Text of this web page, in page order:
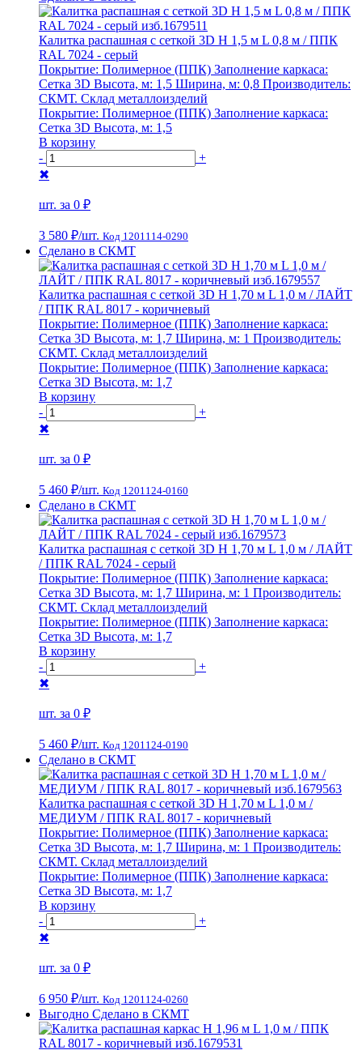
Калитка распашная с сеткой 3D Н 1,5 м L 0,8 м / ППК
RAL 7024 - серый
Покрытие: Полимерное (ППК) Заполнение каркаса:
Сетка 3D Высота, м: 1,5 Ширина, м: 0,8 Производитель:
СКМТ. Склад металлоизделий
Покрытие: Полимерное (ППК) Заполнение каркаса:
Сетка 3D Высота, м: 1,5
В корзину
-
+
✖
шт. за 0 ₽
3 580 ₽/шт. Код 1201114-0290
Сделано в СКМТ
Калитка распашная с сеткой 3D Н 1,70 м L 1,0 м / ЛАЙТ
/ ППК RAL 8017 - коричневый
Покрытие: Полимерное (ППК) Заполнение каркаса:
Сетка 3D Высота, м: 1,7 Ширина, м: 1 Производитель:
СКМТ. Склад металлоизделий
Покрытие: Полимерное (ППК) Заполнение каркаса:
Сетка 3D Высота, м: 1,7
В корзину
-
+
✖
шт. за 0 ₽
5 460 ₽/шт. Код 1201124-0160
Сделано в СКМТ
Калитка распашная с сеткой 3D Н 1,70 м L 1,0 м / ЛАЙТ
/ ППК RAL 7024 - серый
Покрытие: Полимерное (ППК) Заполнение каркаса:
Сетка 3D Высота, м: 1,7 Ширина, м: 1 Производитель:
СКМТ. Склад металлоизделий
Покрытие: Полимерное (ППК) Заполнение каркаса:
Сетка 3D Высота, м: 1,7
В корзину
-
+
✖
шт. за 0 ₽
5 460 ₽/шт. Код 1201124-0190
Сделано в СКМТ
Калитка распашная с сеткой 3D Н 1,70 м L 1,0 м /
МЕДИУМ / ППК RAL 8017 - коричневый
Покрытие: Полимерное (ППК) Заполнение каркаса:
Сетка 3D Высота, м: 1,7 Ширина, м: 1 Производитель:
СКМТ. Склад металлоизделий
Покрытие: Полимерное (ППК) Заполнение каркаса:
Сетка 3D Высота, м: 1,7
В корзину
-
+
✖
шт. за 0 ₽
6 950 ₽/шт. Код 1201124-0260
Выгодно Сделано в СКМТ